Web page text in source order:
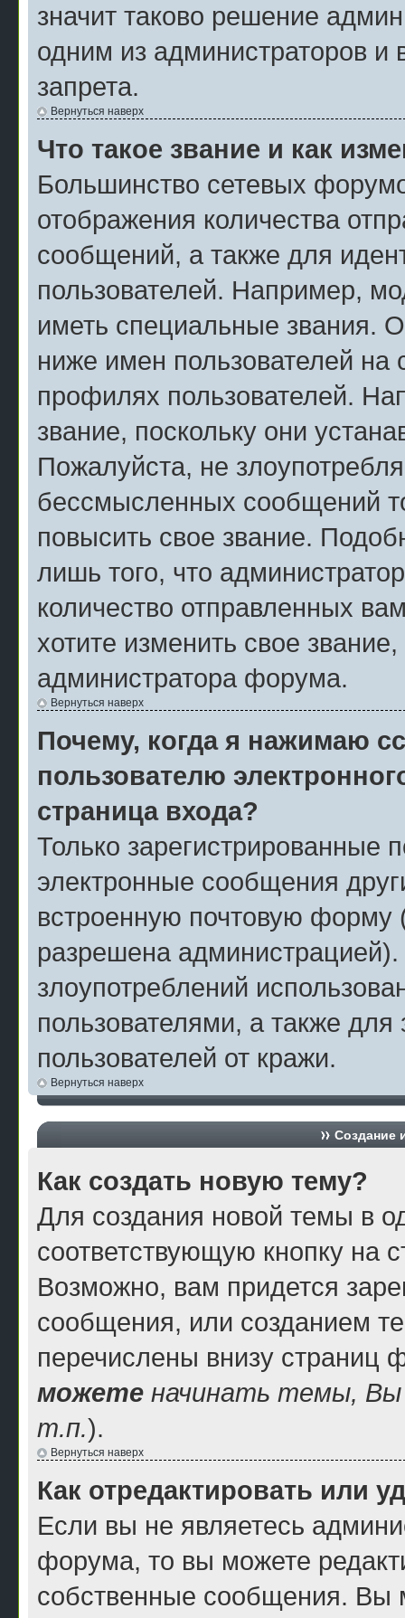
значит таково решение
одним из администраторов и
запрета.
Вернуться наверх
Что такое звание и как
Большинство сетевых
отображения количества
сообщений, а также для
пользователей. Например,
иметь специальные звания.
ниже имен пользователей на
профилях пользователей.
звание, поскольку они
Пожалуйста, не
бессмысленных сообщений
повысить свое звание.
лишь того, что
количество отправленных
хотите изменить свое
администратора форума.
Вернуться наверх
Почему, когда я нажимаю
пользователю
страница входа?
Только зарегистрированные
электронные сообщения
встроенную почтовую форму
разрешена
злоупотреблений
пользователями, а также
пользователей от кражи.
Вернуться наверх
Создание
Как создать новую тему?
Для создания новой темы в
соответствующую кнопку на
Возможно, вам придется
сообщения, или созданием
перечислены внизу страниц
можете начинать темы,
т.п.).
Вернуться наверх
Как отредактировать или
Если вы не являетесь
форума, то вы можете
собственные сообщения. Вы